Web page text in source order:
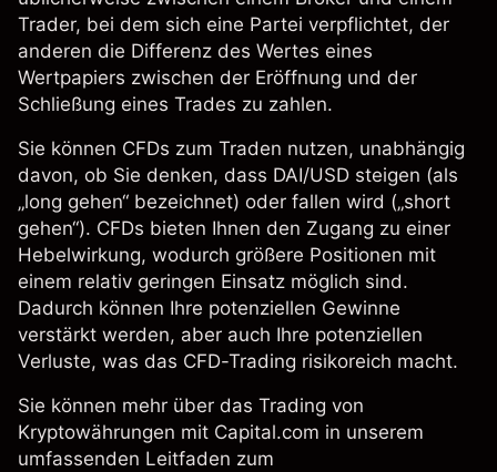
Trader, bei dem sich eine Partei verpflichtet, der
anderen die Differenz des Wertes eines
Wertpapiers zwischen der Eröffnung und der
Schließung eines Trades zu zahlen.
Sie können CFDs zum Traden nutzen, unabhängig
davon, ob Sie denken, dass DAI/USD steigen (als
„long gehen“ bezeichnet) oder fallen wird („short
gehen“). CFDs bieten Ihnen den Zugang zu einer
Hebelwirkung, wodurch größere Positionen mit
einem relativ geringen Einsatz möglich sind.
Dadurch können Ihre potenziellen Gewinne
verstärkt werden, aber auch Ihre potenziellen
Verluste, was das CFD-Trading risikoreich macht.
Sie können mehr über das Trading von
Kryptowährungen mit Capital.com in unserem
umfassenden Leitfaden zum